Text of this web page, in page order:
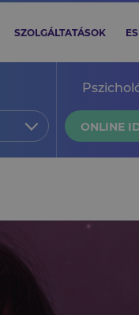
SZOLGÁLTATÁSOK
ONLINE